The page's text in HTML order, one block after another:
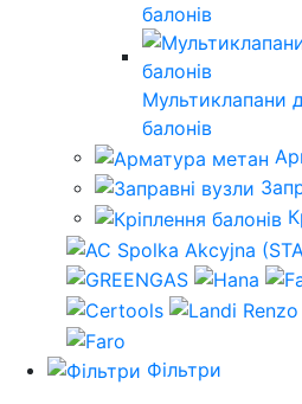
балонів
Мультиклапани
балонів
Фільтри